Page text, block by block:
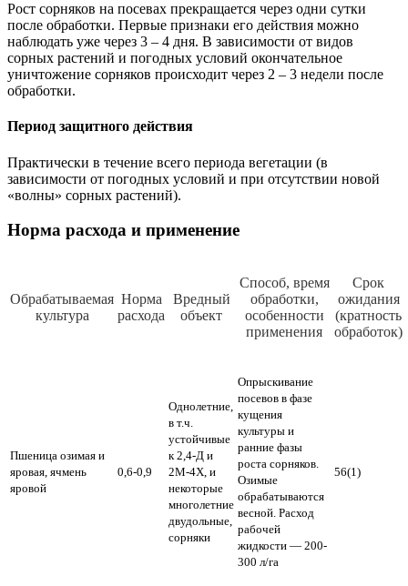
Рост сорняков на посевах прекращается через одни сутки
после обработки. Первые признаки его действия можно
наблюдать уже через 3 – 4 дня. В зависимости от видов
сорных растений и погодных условий окончательное
уничтожение сорняков происходит через 2 – 3 недели после
обработки.
Период защитного действия
Практически в течение всего периода вегетации (в
зависимости от погодных условий и при отсутствии новой
«волны» сорных растений).
Норма расхода и применение
Обрабатываемая
культура
Норма
расхода
Вредный
объект
Способ, время
обработки,
особенности
применения
Срок
ожидания
(кратность
обработок)
Пшеница озимая и
яровая, ячмень
яровой
0,6-0,9
Однолетние,
в т.ч.
устойчивые
к 2,4-Д и
2М-4Х, и
некоторые
многолетние
двудольные,
сорняки
Опрыскивание
посевов в фазе
кущения
культуры и
ранние фазы
роста сорняков.
Озимые
обрабатываются
весной. Расход
рабочей
жидкости — 200-
300 л/га
56(1)